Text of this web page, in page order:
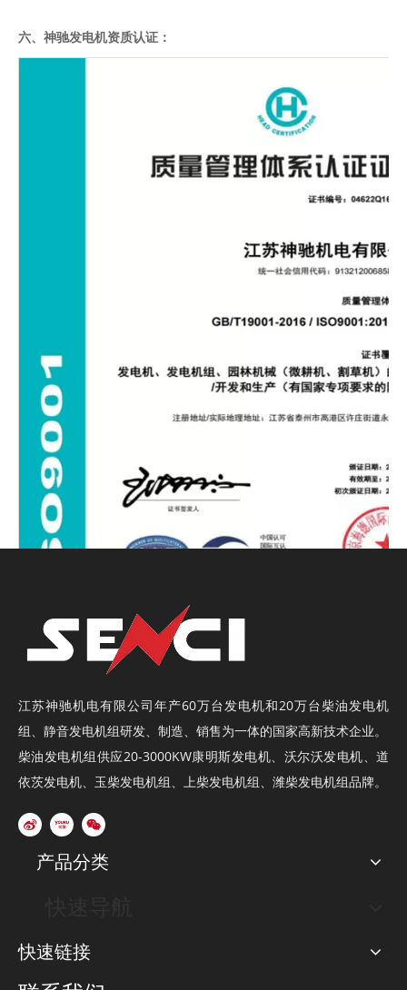
六、神驰发电机资质认证：
七、神驰发电机生产制造：
江苏神驰机电有限公司年产60万台发电机和20万台柴油发电机
组、 静音发电机组研发、制造、销售为一体的国家高新技术企业。
柴油发电机组供应20-3000KW康明斯发电机、沃尔沃发电机、道
依茨发电机、玉柴发电机组、上柴发电机组、潍柴发电机组品牌。
产品分类
快速链接